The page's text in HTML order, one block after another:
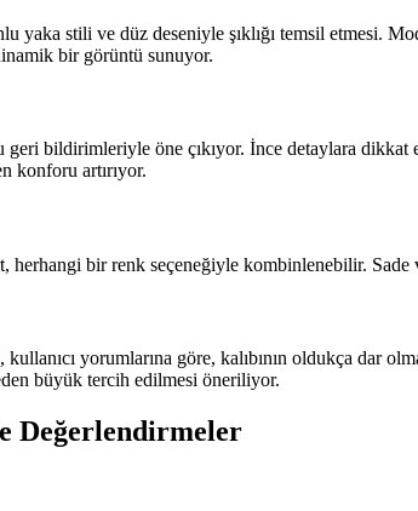
yaka stili ve düz deseniyle şıklığı temsil etmesi.
bir görüntü sunuyor.
geri bildirimleriyle öne çıkıyor. İnce detaylara
konforu artırıyor.
herhangi bir renk seçeneğiyle kombinlenebilir.
yorumlarına göre, kalıbının oldukça dar
büyük tercih edilmesi öneriliyor.
Değerlendirmeler